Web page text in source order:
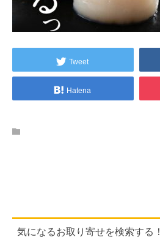
Tweet
Hatena
気になるお取り寄せを検索する！